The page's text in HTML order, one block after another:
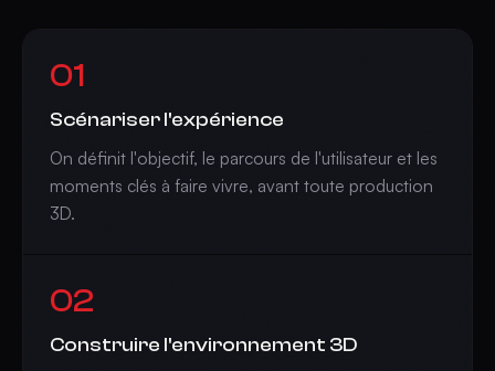
01
Scénariser l'expérience
On définit l'objectif, le parcours de l'utilisateur et les
moments clés à faire vivre, avant toute production
3D.
02
Construire l'environnement 3D